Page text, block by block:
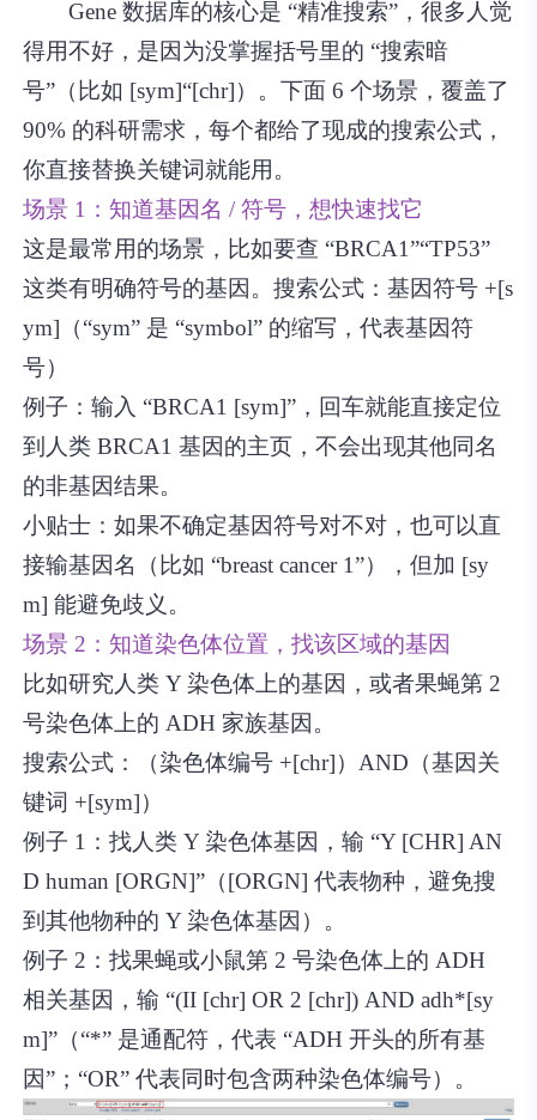
Gene 数据库的核心是 “精准搜索”，很多人觉
得用不好，是因为没掌握括号里的 “搜索暗
号”（比如 [sym]“[chr]）。下面 6 个场景，覆盖了
90% 的科研需求，每个都给了现成的搜索公式，
你直接替换关键词就能用。
场景 1：知道基因名 / 符号，想快速找它
这是最常用的场景，比如要查 “BRCA1”“TP53”
这类有明确符号的基因。搜索公式：基因符号 +[s
ym]（“sym” 是 “symbol” 的缩写，代表基因符
号）
例子：输入 “BRCA1 [sym]”，回车就能直接定位
到人类 BRCA1 基因的主页，不会出现其他同名
的非基因结果。
小贴士：如果不确定基因符号对不对，也可以直
接输基因名（比如 “breast cancer 1”），但加 [sy
m] 能避免歧义。
场景 2：知道染色体位置，找该区域的基因
比如研究人类 Y 染色体上的基因，或者果蝇第 2
号染色体上的 ADH 家族基因。
搜索公式：（染色体编号 +[chr]）AND（基因关
键词 +[sym]）
例子 1：找人类 Y 染色体基因，输 “Y [CHR] AN
D human [ORGN]”（[ORGN] 代表物种，避免搜
到其他物种的 Y 染色体基因）。
例子 2：找果蝇或小鼠第 2 号染色体上的 ADH
相关基因，输 “(II [chr] OR 2 [chr]) AND adh*[sy
m]”（“*” 是通配符，代表 “ADH 开头的所有基
因”；“OR” 代表同时包含两种染色体编号）。